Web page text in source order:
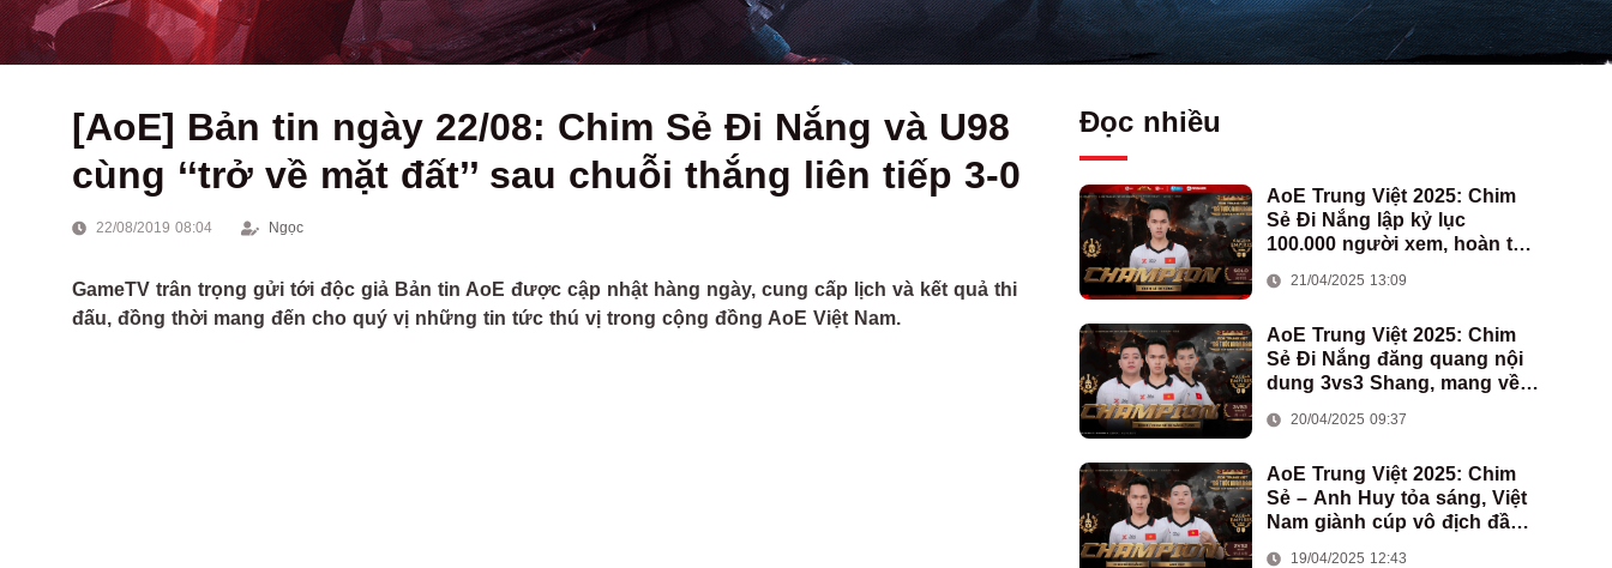
[AoE] Bản tin ngày 22/08: Chim Sẻ Đi Nắng và U98
cùng ‘‘trở về mặt đất’’ sau chuỗi thắng liên tiếp 3-0
22/08/2019 08:04 Ngọc
GameTV trân trọng gửi tới độc giả Bản tin AoE được cập nhật hàng ngày, cung cấp lịch và kết quả thi
đấu, đồng thời mang đến cho quý vị những tin tức thú vị trong cộng đồng AoE Việt Nam.
Đọc nhiều
AoE Trung Việt 2025: Chim
Sẻ Đi Nắng lập kỷ lục
100.000 người xem, hoàn tất
Việt Nam
21/04/2025 13:09
AoE Trung Việt 2025: Chim
Sẻ Đi Nắng đăng quang nội
dung 3vs3 Shang, mang về
đoàn AoE Việt Nam
20/04/2025 09:37
AoE Trung Việt 2025: Chim
Sẻ – Anh Huy tỏa sáng, Việt
Nam giành cúp vô địch đầu
19/04/2025 12:43